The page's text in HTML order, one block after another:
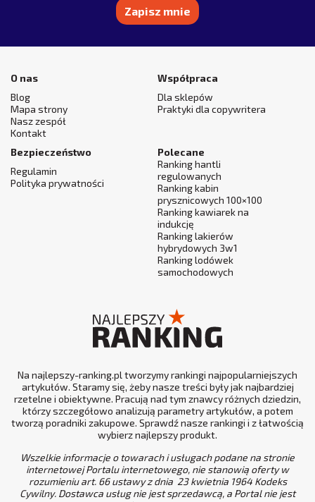
O nas
Blog
Mapa strony
Nasz zespół
Kontakt
Współpraca
Dla sklepów
Praktyki dla copywritera
Bezpieczeństwo
Regulamin
Polityka prywatności
Polecane
Ranking hantli
regulowanych
Ranking kabin
prysznicowych 100×100
Ranking kawiarek na
indukcję
Ranking lakierów
hybrydowych 3w1
Ranking lodówek
samochodowych
Na najlepszy-ranking.pl tworzymy rankingi najpopularniejszych
artykułów. Staramy się, żeby nasze treści były jak najbardziej
rzetelne i obiektywne. Pracują nad tym znawcy różnych dziedzin,
którzy szczegółowo analizują parametry artykułów, a potem
tworzą poradniki zakupowe. Sprawdź nasze rankingi i z łatwością
wybierz najlepszy produkt.
Wszelkie informacje o towarach i usługach podane na stronie
internetowej Portalu internetowego, nie stanowią oferty w
rozumieniu art. 66 ustawy z dnia 23 kwietnia 1964 Kodeks
Cywilny. Dostawca usług nie jest sprzedawcą, a Portal nie jest